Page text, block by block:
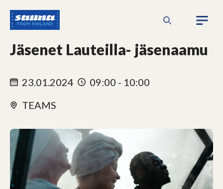
sisältöön
Sauna
from
Jäsenet Lauteilla- jäsenaamu
23.01.2024
09:00 - 10:00
TEAMS